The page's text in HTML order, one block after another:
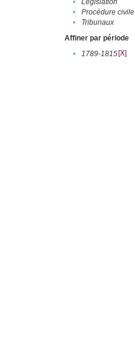
•
Législation
•
Procédure civile
•
Tribunaux
Affiner par période
•
1789-1815[X]